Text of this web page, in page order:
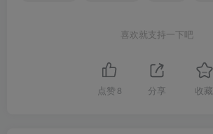
喜欢就支持一下吧
点赞 8 分享 收藏